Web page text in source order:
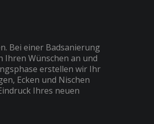
Bei einer Badsanierung
Wünschen an und
erstellen wir Ihr
Ecken und Nischen
Ihres neuen